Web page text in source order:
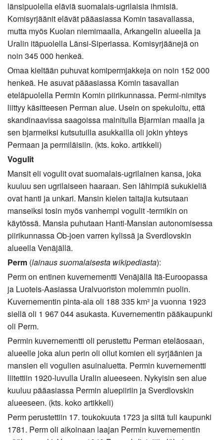
länsipuolella eläviä suomalais-ugrilaisia ihmisiä.
Komisyrjäänit elävät pääasiassa Komin tasavallassa,
mutta myös Kuolan niemimaalla, Arkangelin alueella ja
Uralin itäpuolella Länsi-Siperiassa. Komisyrjäänejä on
noin 345 000 henkeä.
Omaa kieltään puhuvat komipermjakkeja on noin 152 000
henkeä. He asuvat pääasiassa Komin tasavallan
eteläpuolella Permin Komin piirikunnassa. Permi-nimitys
liittyy käsitteesen Perman alue. Usein on spekuloitu, että
skandinaavissa saagoissa mainitulla Bjarmian maalla ja
sen bjarmeiksi kutsutuilla asukkailla oli jokin yhteys
Permaan ja permiläisiin. (kts. koko. artikkeli)
Vogulit
Mansit eli vogulit ovat suomalais-ugrilainen kansa, joka
kuuluu sen ugrilaiseen haaraan. Sen lähimpiä sukukieliä
ovat hanti ja unkari. Mansin kielen taitajia kutsutaan
manseiksi tosin myös vanhempi vogulit -termikin on
käytössä. Mansia puhutaan Hanti-Mansian autonomisessa
piirikunnassa Ob-joen varren kylissä ja Sverdlovskin
alueella Venäjällä.
Perm (lainaus suomalaisesta wikipediasta):
Perm on entinen kuvernementti Venäjällä Itä-Euroopassa
ja Luoteis-Aasiassa Uralvuoriston molemmin puolin.
Kuvernementin pinta-ala oli 188 335 km² ja vuonna 1923
siellä oli 1 967 044 asukasta. Kuvernementin pääkaupunki
oli Perm.
Permin kuvernementti oli perustettu Perman eteläosaan,
alueelle joka alun perin oli ollut komien eli syrjäänien ja
mansien eli vogulien asuinaluetta. Permin kuvernementti
liitettiin 1920-luvulla Uralin alueeseen. Nykyisin sen alue
kuuluu pääasiassa Permin aluepiiriin ja Sverdlovskin
alueeseen. (kts. koko artikkeli)
Perm perustettiin 17. toukokuuta 1723 ja siitä tuli kaupunki
1781. Perm oli aikoinaan laajan Permin kuvernementin